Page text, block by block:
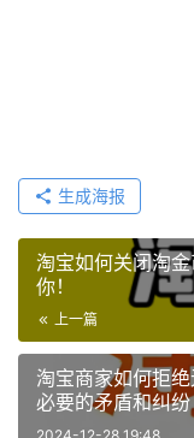
生成海报
淘宝如何关闭淘
你！
上一篇
淘宝商家如何拒
必要的矛盾和纠纷